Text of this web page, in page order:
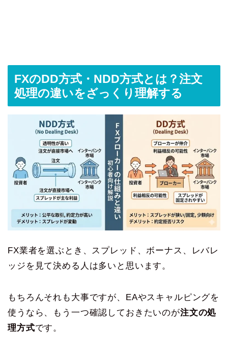
FXのDD方式・NDD方式とは？注文
処理の違いをざっくり理解する
FX業者を選ぶとき、スプレッド、ボーナス、レバレ
ッジを見て決める人は多いと思います。
もちろんそれも大事ですが、EAやスキャルピングを
使うなら、もう一つ確認しておきたいのが注文の処
理方式です。